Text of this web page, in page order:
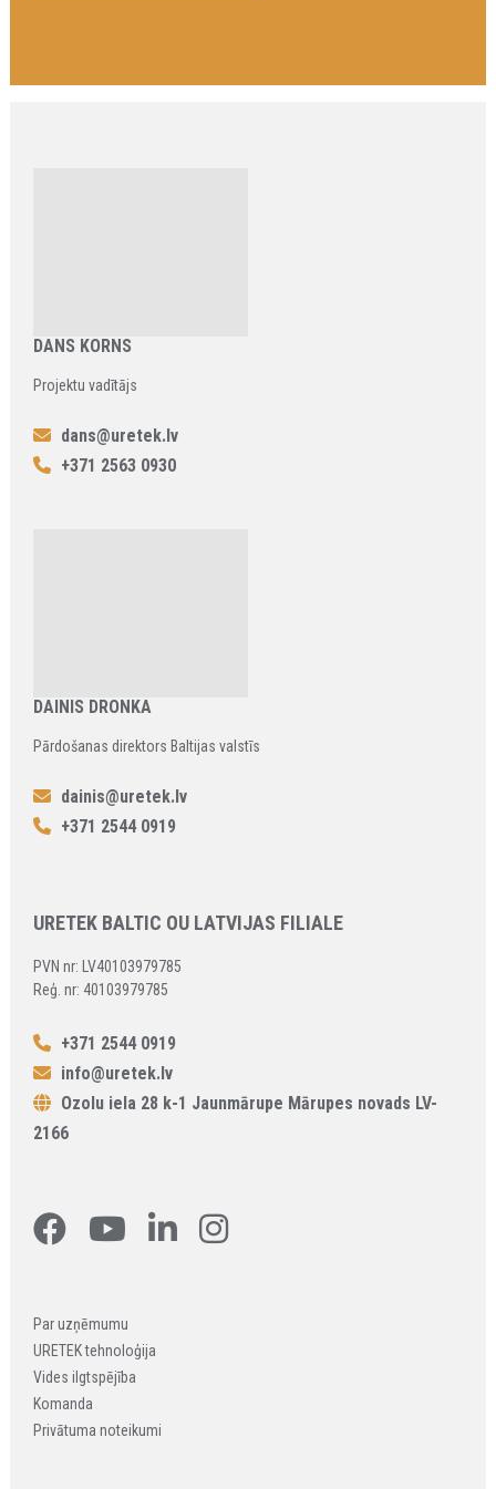
DANS KORNS
Projektu vadītājs
dans@uretek.lv
+371 2563 0930
DAINIS DRONKA
Pārdošanas direktors Baltijas valstīs
dainis@uretek.lv
+371 2544 0919
URETEK BALTIC OU LATVIJAS FILIALE
PVN nr: LV40103979785
Reģ. nr: 40103979785
+371 2544 0919
info@uretek.lv
Ozolu iela 28 k-1 Jaunmārupe Mārupes novads LV-
2166
Par uzņēmumu
URETEK tehnoloģija
Vides ilgtspējība
Komanda
Privātuma noteikumi